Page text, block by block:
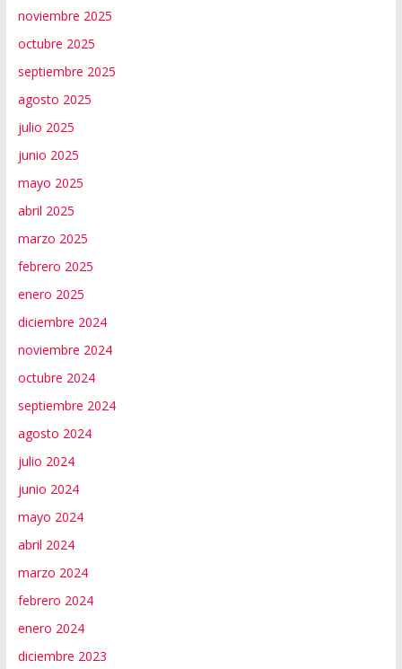
noviembre 2025
octubre 2025
septiembre 2025
agosto 2025
julio 2025
junio 2025
mayo 2025
abril 2025
marzo 2025
febrero 2025
enero 2025
diciembre 2024
noviembre 2024
octubre 2024
septiembre 2024
agosto 2024
julio 2024
junio 2024
mayo 2024
abril 2024
marzo 2024
febrero 2024
enero 2024
diciembre 2023